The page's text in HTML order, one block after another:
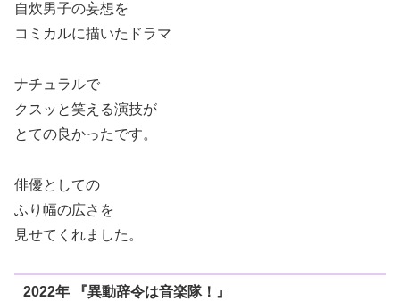
自炊男子の妄想を
コミカルに描いたドラマ
ナチュラルで
クスッと笑える演技が
とての良かったです。
俳優としての
ふり幅の広さを
見せてくれました。
2022年 『異動辞令は音楽隊！』